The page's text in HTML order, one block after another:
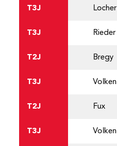
T3J Locher
T3J Rieder
T2J Bregy
T3J Volken
T2J Fux
T3J Volken